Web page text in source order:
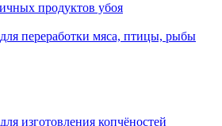
продуктов убоя
переработки мяса, птицы, рыбы
изготовления копчёностей